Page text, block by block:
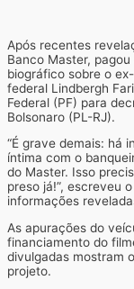
Após recentes
Banco Master,
biográfico sobre o
federal Lindbergh
Federal (PF) para
Bolsonaro (PL-RJ).
“É grave demais: há
íntima com o
do Master. Isso
preso já!”, escreveu
informações
As apurações do
financiamento do
divulgadas mostram
projeto.